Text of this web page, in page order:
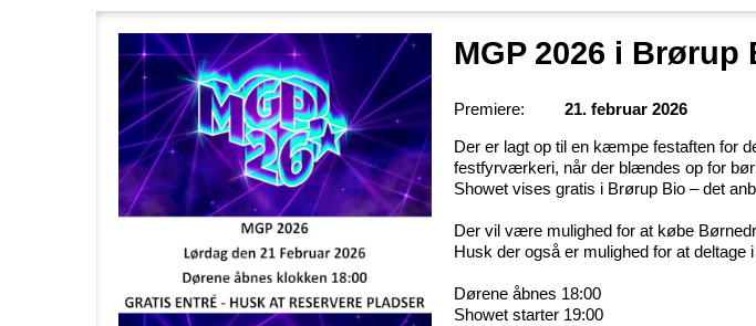
MGP 2026 i Brørup
Premiere:
21. februar 2026
Der er lagt op til en kæmpe festaften for
festfyrværkeri, når der blændes op for
Showet vises gratis i Brørup Bio – det
Der vil være mulighed for at købe
Husk der også er mulighed for at
Dørene åbnes 18:00
Showet starter 19:00